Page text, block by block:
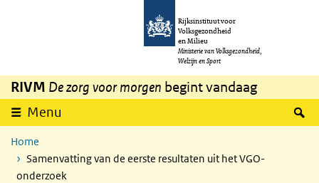
Overslaan en naar de inhoud gaan
Rijksinstituut voor
Volksgezondheid
en Milieu
Ministerie van Volksgezondheid,
Welzijn en Sport
RIVM De zorg voor morgen begint vandaag
Menu
Home
Samenvatting van de eerste resultaten uit het VGO-
onderzoek